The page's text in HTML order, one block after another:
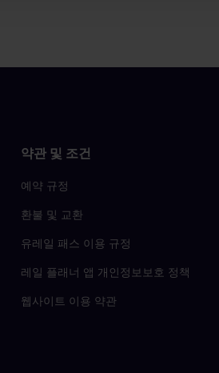
약관 및 조건
예약 규정
환불 및 교환
유레일 패스 이용 규정
레일 플래너 앱 개인정보보호 정책
웹사이트 이용 약관